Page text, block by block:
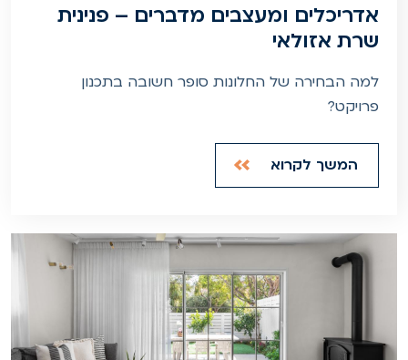
אדריכלים ומעצבים מדברים – פנינית
שרת אזולאי
למה הבחירה של החלונות סופר חשובה בתכנון
פרויקט?
המשך לקרוא